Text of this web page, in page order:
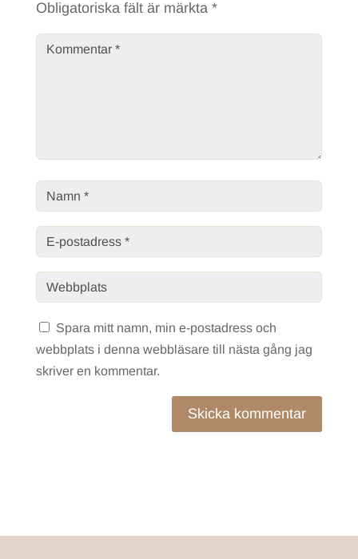
Obligatoriska fält är märkta *
Spara mitt namn, min e-postadress och
webbplats i denna webbläsare till nästa gång jag
skriver en kommentar.
Skicka kommentar